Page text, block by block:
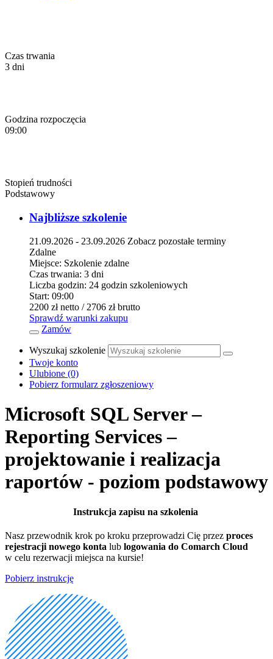
Czas trwania
3 dni
Godzina rozpoczęcia
09:00
Stopień trudności
Podstawowy
Najbliższe szkolenie
21.09.2026 - 23.09.2026 Zobacz pozostałe terminy
Zdalne
Miejsce: Szkolenie zdalne
Czas trwania: 3 dni
Liczba godzin: 24 godzin szkoleniowych
Start: 09:00
2200 złnetto / 2706 złbrutto
Sprawdź warunki zakupu
Zamów
Wyszukaj szkolenie
Twoje konto
Ulubione (0)
Pobierz formularz zgłoszeniowy
Microsoft SQL Server –
Reporting Services –
projektowanie i realizacja
raportów - poziom podstawowy
Instrukcja zapisu na szkolenia
Nasz przewodnik krok po kroku przeprowadzi Cię przez proces
rejestracji nowego konta lub logowania do Comarch Cloud
w celu rezerwacji miejsca na kursie!
Pobierz instrukcję